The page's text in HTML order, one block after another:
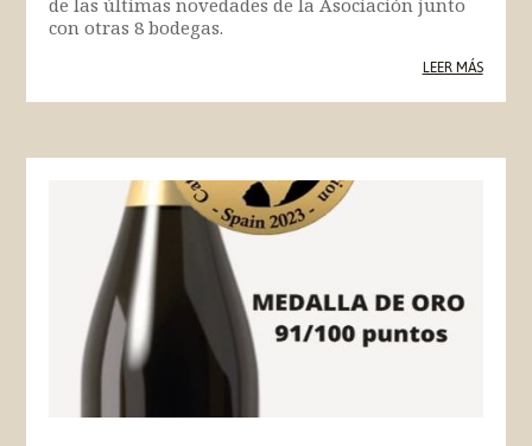
de las últimas novedades de la Asociación junto
con otras 8 bodegas.
LEER MÁS